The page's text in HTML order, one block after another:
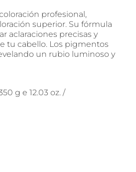
profesional,
superior. Su fórmula
aclaraciones precisas y
tu cabello. Los pigmentos
un rubio luminoso y
g e 12.03 oz. /